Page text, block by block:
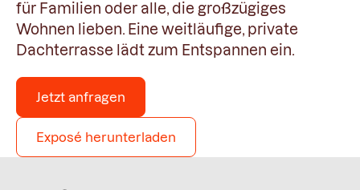
für Familien oder alle, die großzügiges
Wohnen lieben. Eine weitläufige, private
Dachterrasse lädt zum Entspannen ein.
Jetzt anfragen
Exposé herunterladen